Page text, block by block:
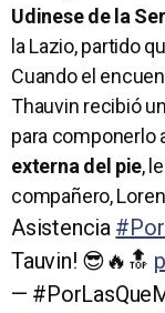
Udinese de la
la Lazio, partido
Cuando el
Thauvin recibió
para componerlo
externa del pie,
compañero,
Asistencia
Tauvin! 😎🔥🔝
—